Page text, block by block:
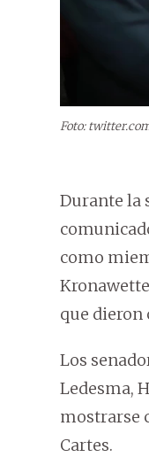
Foto:
Durante la
como
que
Los
Ledesma,
mostrarse
Cartes.